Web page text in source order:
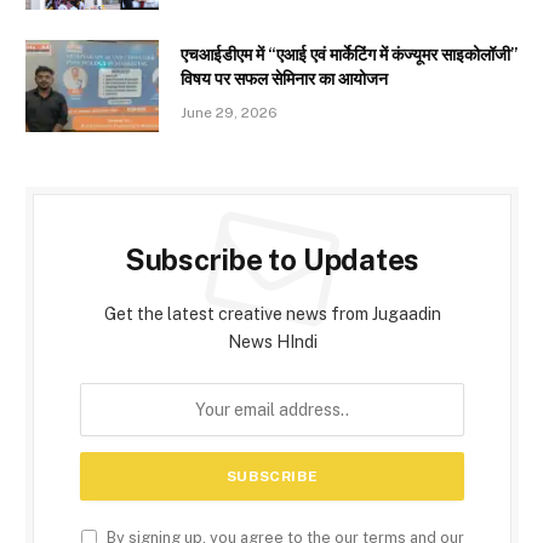
एचआईडीएम में “एआई एवं मार्केटिंग में कंज्यूमर साइकोलॉजी”
विषय पर सफल सेमिनार का आयोजन
June 29, 2026
Subscribe to Updates
Get the latest creative news from Jugaadin
News HIndi
By signing up, you agree to the our terms and our